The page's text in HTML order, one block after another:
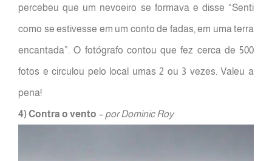
percebeu que um nevoeiro se formava e disse “Senti
como se estivesse em um conto de fadas, em uma terra
encantada”. O fotógrafo contou que fez cerca de 500
fotos e circulou pelo local umas 2 ou 3 vezes. Valeu a
pena!
4) Contra o vento – por Dominic Roy